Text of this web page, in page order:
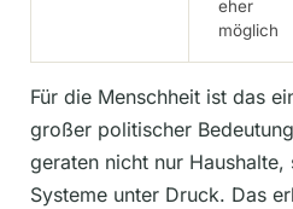
eher
möglich
Für die Menschheit ist das
großer politischer
geraten nicht nur Haushalte,
Systeme unter Druck. Das